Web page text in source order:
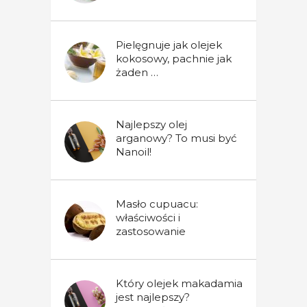
Pielęgnuje jak olejek
kokosowy, pachnie jak
żaden …
Najlepszy olej
arganowy? To musi być
Nanoil!
Masło cupuacu:
właściwości i
zastosowanie
Który olejek makadamia
jest najlepszy?